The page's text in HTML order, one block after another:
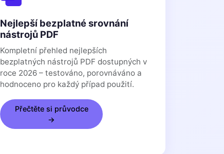
Nejlepší bezplatné srovnání
nástrojů PDF
Kompletní přehled nejlepších
bezplatných nástrojů PDF dostupných v
roce 2026 – testováno, porovnáváno a
hodnoceno pro každý případ použití.
Přečtěte si průvodce
→